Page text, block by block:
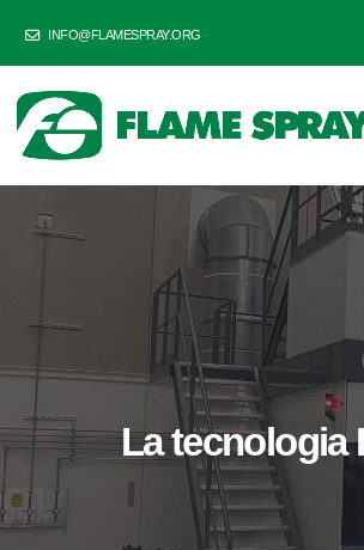
INFO@FLAMESPRAY.ORG
La tecnologia